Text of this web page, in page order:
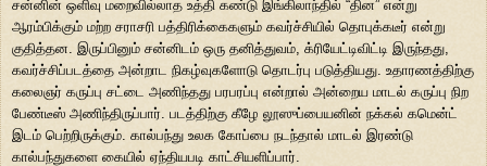
சன்னின் ஒளிவு மறைவில்லாத உத்தி கண்டு இங்கிலாந்தில் “தின” என்று
ஆரம்பிக்கும் மற்ற சராசரி பத்திரிக்கைகளும் கவர்ச்சியில் தொபுக்கடீர் என்று
குதித்தன. இருப்பினும் சன்னிடம் ஒரு தனித்துவம், க்ரியேட்டிவிட்டி இருந்தது,
கவர்ச்சிப்படத்தை அன்றாட நிகழ்வுகளோடு தொடர்பு படுத்தியது. உதாரணத்திற்கு
கலைஞர் கருப்பு சட்டை அணிந்தது பரபரப்பு என்றால் அன்றைய மாடல் கருப்பு நிற
பேண்டீஸ் அணிந்திருப்பார். படத்திற்கு கீழே லூஸுப்பையனின் நக்கல் கமென்ட்
இடம் பெற்றிருக்கும். கால்பந்து உலக கோப்பை நடந்தால் மாடல் இரண்டு
கால்பந்துகளை கையில் ஏந்தியபடி காட்சியளிப்பார்.